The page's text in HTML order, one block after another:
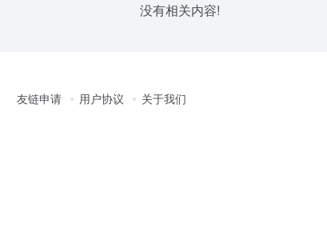
没有相关内容!
友链申请 用户协议 关于我们